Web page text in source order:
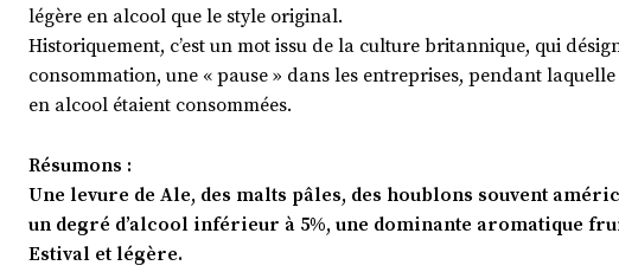
légère en alcool que le style original.
Historiquement, c’est un mot issu de la culture britannique, qui
consommation, une « pause » dans les entreprises, pendant
en alcool étaient consommées.
Résumons :
Une levure de Ale, des malts pâles, des houblons souvent
un degré d’alcool inférieur à 5%, une dominante aromatique
Estival et légère.